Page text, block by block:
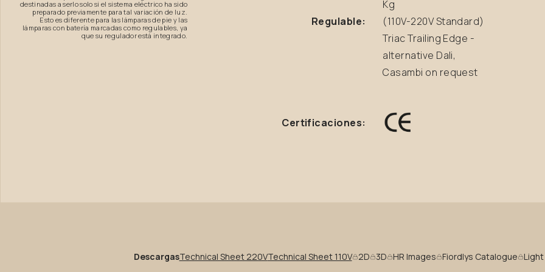
destinadas a serlo solo si el sistema eléctrico ha sido
preparado previamente para tal variación de luz.
Esto es diferente para las lámparas de pie y las
lámparas con batería marcadas como regulables, ya
que su regulador está integrado.
Kg
Regulable:
(110V-220V Standard)
Triac Trailing Edge -
alternative Dali,
Casambi on request
Certificaciones:
DescargasTechnical Sheet 220VTechnical Sheet 110V 2D 3D HR Images Fiordlys Catalogue